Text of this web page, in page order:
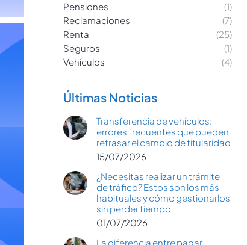
Pensiones
(1)
Reclamaciones
(7)
Renta
(25)
Seguros
(1)
Vehículos
(4)
Últimas Noticias
Transferencia de vehículos:
errores frecuentes que pueden
retrasar el cambio de titularidad
15/07/2026
¿Necesitas realizar un trámite
de tráfico? Estos son los más
habituales y cómo gestionarlos
sin perder tiempo
01/07/2026
La diferencia entre pagar